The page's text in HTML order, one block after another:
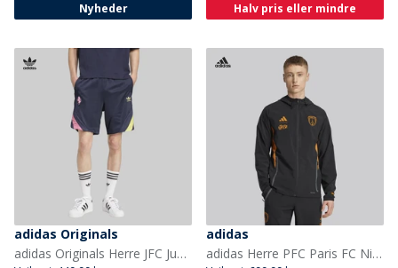
Nyheder Halv pris eller mindre
adidas Originals
adidas Originals Herre JFC Juventus Originals Shorts Legend Ink
adidas
adidas Herre PFC Paris FC Ninho Tiro Træningsjakke Sort